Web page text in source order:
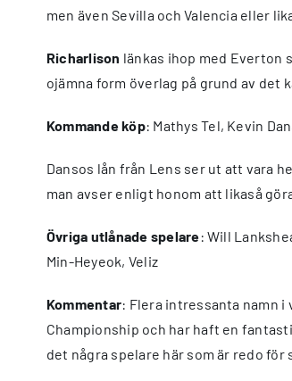
men även Sevilla och Valencia eller
Richarlison länkas ihop med Everton
ojämna form överlag på grund av
Kommande köp: Mathys Tel, Kevin
Dansos lån från Lens ser ut att vara
man avser enligt honom att likaså
Övriga utlånade spelare: Will
Min-Heyeok, Veliz
Kommentar: Flera intressanta namn i
Championship och har haft en
det några spelare här som är redo